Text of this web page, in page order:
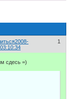
1
2008-
сдесь =)